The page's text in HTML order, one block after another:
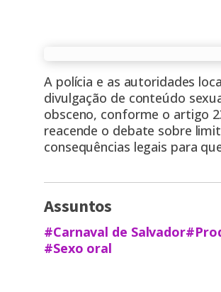
A polícia e as autoridades
divulgação de conteúdo
obsceno, conforme o artigo
reacende o debate sobre
consequências legais para
Assuntos
#Carnaval de Salvador
#Sexo oral